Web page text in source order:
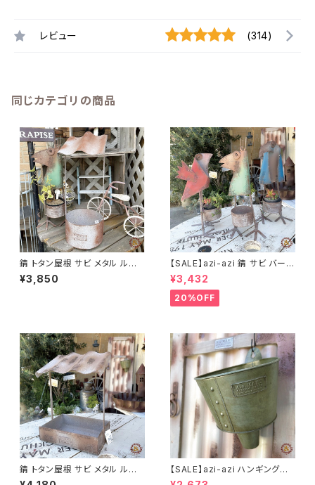
レビュー (314)
同じカテゴリの商品
錆 トタン屋根 サビ メタル ルー
フプランター A azi-azi
¥3,850
【SALE】azi-azi 錆 サビ バード
メタルプランター
¥3,432
20%OFF
錆 トタン屋根 サビ メタル ルー
フプランター B azi-azi
【SALE】azi-azi ハンギングブ
リキ漏斗プランターB